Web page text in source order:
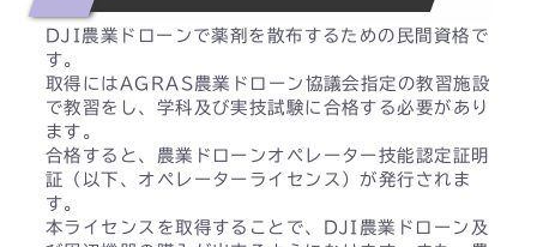
DJI農業ドローンで薬剤を散布するための民間資格で
す。
取得にはAGRAS農業ドローン協議会指定の教習施設
で教習をし、学科及び実技試験に合格する必要があり
ます。
合格すると、農業ドローンオペレーター技能認定証明
証（以下、オペレーターライセンス）が発行されま
す。
本ライセンスを取得することで、DJI農業ドローン及